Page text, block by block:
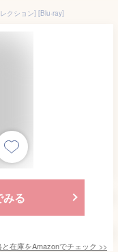
クション] [Blu-ray]
みる
在庫をAmazonでチェック >>